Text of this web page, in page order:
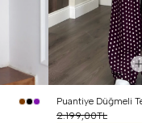
2.199,00TL